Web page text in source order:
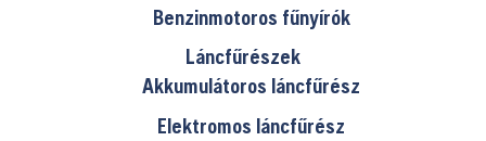
Benzinmotoros fűnyírók
Láncfűrészek
Akkumulátoros láncfűrész
Elektromos láncfűrész